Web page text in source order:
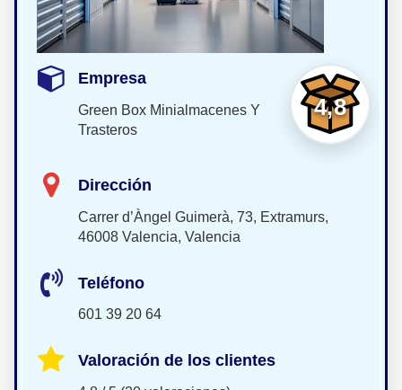
4,8
Empresa
Green Box Minialmacenes Y
Trasteros
Dirección
Carrer d’Àngel Guimerà, 73, Extramurs,
46008 Valencia, Valencia
Teléfono
601 39 20 64
Valoración de los clientes